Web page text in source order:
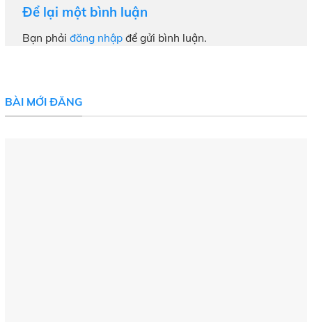
Để lại một bình luận
Bạn phải đăng nhập để gửi bình luận.
BÀI MỚI ĐĂNG